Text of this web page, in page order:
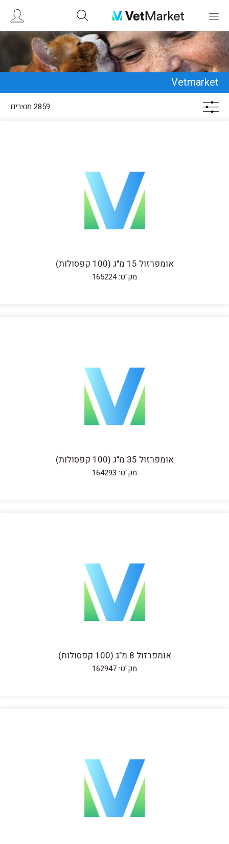
Vetmarket
2859 מוצרים
אומפרזול 15 מ"ג (100 קפסולות)
מק"ט: 165224
אומפרזול 35 מ"ג (100 קפסולות)
מק"ט: 164293
אומפרזול 8 מ"ג (100 קפסולות)
מק"ט: 162947